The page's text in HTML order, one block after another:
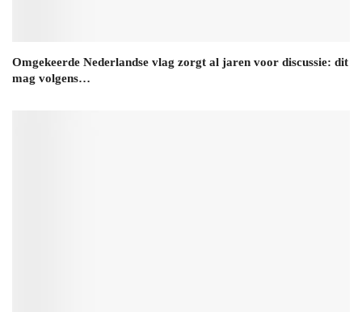
Omgekeerde Nederlandse vlag zorgt al jaren voor discussie: dit
mag volgens…